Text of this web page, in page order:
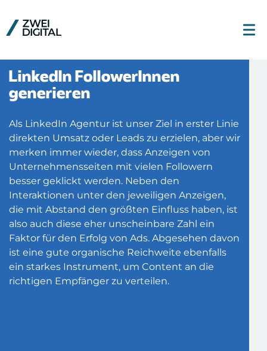
LinkedIn FollowerInnen
generieren
Als LinkedIn Agentur ist unser Ziel in erster Linie
direkten Umsatz oder Leads zu erzielen, aber wir
merken immer wieder, dass Anzeigen von
Unternehmensseiten mit vielen Followern
besser geklickt werden. Neben den
Interaktionen unter den jeweiligen Anzeigen,
die mit Abstand den größten Einfluss haben, ist
also auch diese eher unscheinbare Zahl ein
Faktor für den Erfolg von Ads. Abgesehen davon
ist eine gute organische Reichweite ebenfalls
ein starkes Instrument, um Content an die
richtigen Empfänger zu verteilen.